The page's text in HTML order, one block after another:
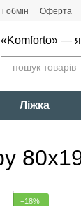
обмін Оферта
«Komforto» —
Ліжка
−18%